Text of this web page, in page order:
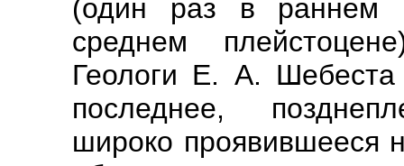
(один раз в раннем
среднем
Геологи Е. А.
последнее,
широко проявившееся